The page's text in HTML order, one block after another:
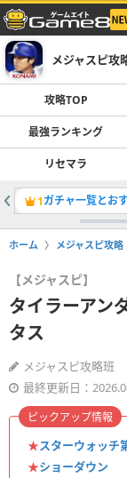
メジャスピ攻
攻略TOP
最強ランキング
リセマラ
1ガチャ一覧とお
ホーム メジャスピ攻
【メジャスピ】
タイラーアン
タス
メジャスピ攻略班
最終更新日：
★スターウォッチ
★ショーダウン
ピックアップ情報